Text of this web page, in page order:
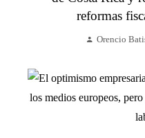
reformas
Orencio